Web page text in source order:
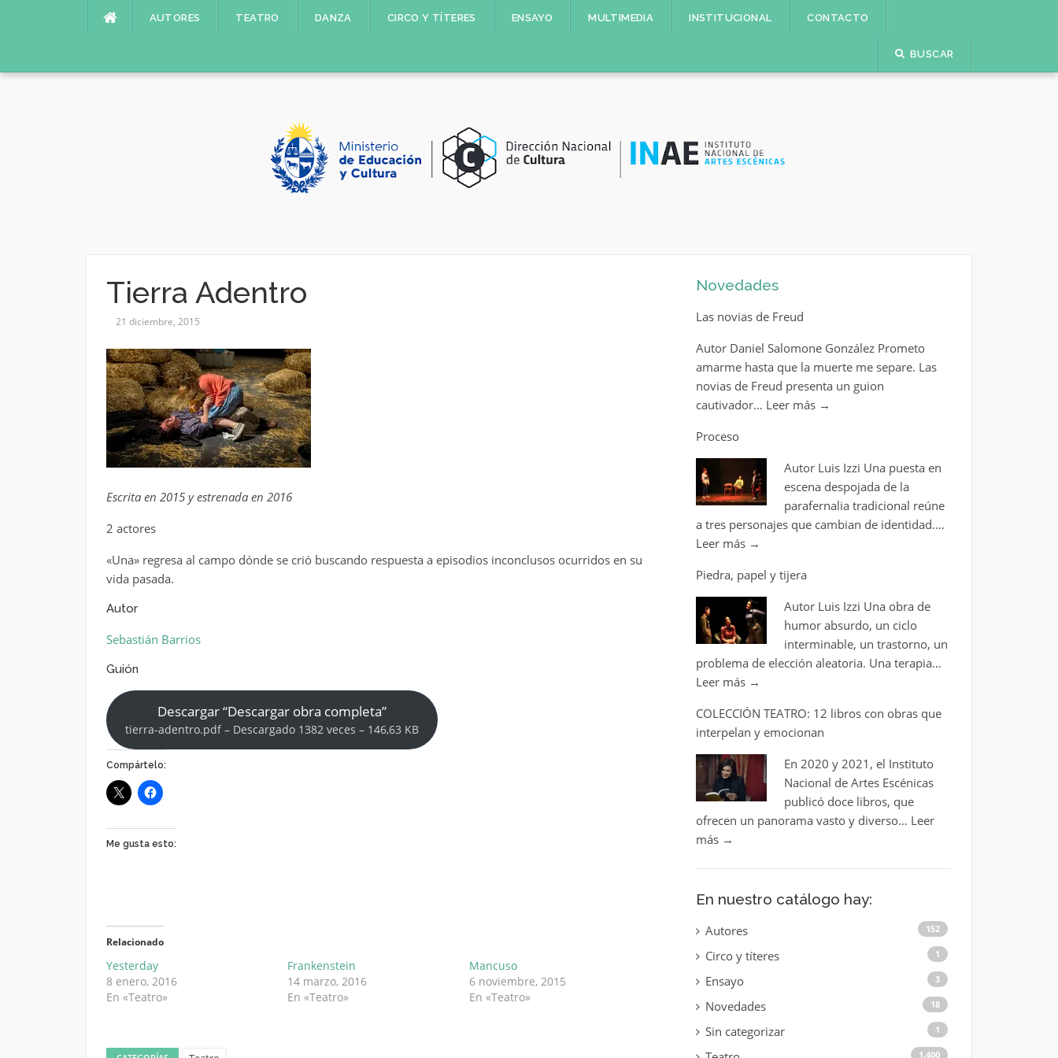
AUTORES TEATRO DANZA CIRCO Y TÍTERES ENSAYO MULTIMEDIA INSTITUCIONAL CONTACTO
BUSCAR
Tierra Adentro
21 diciembre, 2015
Escrita en 2015 y estrenada en 2016
2 actores
«Una» regresa al campo dónde se crió buscando respuesta a episodios inconclusos ocurridos en su
vida pasada.
Autor
Sebastián Barrios
Guión
Descargar “Descargar obra completa”
tierra-adentro.pdf – Descargado 1382 veces – 146,63 KB
Compártelo:
Me gusta esto:
Relacionado
Yesterday
8 enero, 2016
En «Teatro»
Frankenstein
14 marzo, 2016
En «Teatro»
Mancuso
6 noviembre, 2015
En «Teatro»
Novedades
Las novias de Freud
Autor Daniel Salomone González Prometo
amarme hasta que la muerte me separe. Las
novias de Freud presenta un guion
cautivador… Leer más →
Proceso
Autor Luis Izzi Una puesta en
escena despojada de la
parafernalia tradicional reúne
a tres personajes que cambian de identidad.…
Leer más →
Piedra, papel y tijera
Autor Luis Izzi Una obra de
humor absurdo, un ciclo
interminable, un trastorno, un
problema de elección aleatoria. Una terapia…
Leer más →
COLECCIÓN TEATRO: 12 libros con obras que
interpelan y emocionan
En 2020 y 2021, el Instituto
Nacional de Artes Escénicas
publicó doce libros, que
ofrecen un panorama vasto y diverso… Leer
más →
En nuestro catálogo hay:
Autores 152
Circo y títeres 1
Ensayo 3
Novedades 18
Sin categorizar 1
1.400